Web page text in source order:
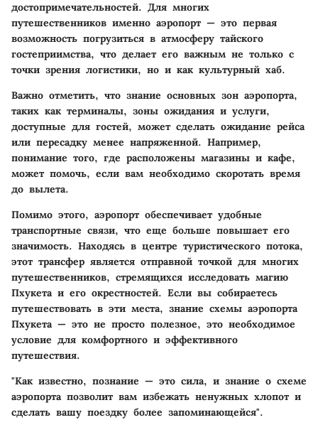
достопримечательностей. Для многих
путешественников именно аэропорт — это первая
возможность погрузиться в атмосферу тайского
гостеприимства, что делает его важным не только с
точки зрения логистики, но и как культурный хаб.
Важно отметить, что знание основных зон аэропорта,
таких как терминалы, зоны ожидания и услуги,
доступные для гостей, может сделать ожидание рейса
или пересадку менее напряженной. Например,
понимание того, где расположены магазины и кафе,
может помочь, если вам необходимо скоротать время
до вылета.
Помимо этого, аэропорт обеспечивает удобные
транспортные связи, что еще больше повышает его
значимость. Находясь в центре туристического потока,
этот трансфер является отправной точкой для многих
путешественников, стремящихся исследовать магию
Пхукета и его окрестностей. Если вы собираетесь
путешествовать в эти места, знание схемы аэропорта
Пхукета — это не просто полезное, это необходимое
условие для комфортного и эффективного
путешествия.
"Как известно, познание — это сила, и знание о схеме
аэропорта позволит вам избежать ненужных хлопот и
сделать вашу поездку более запоминающейся".